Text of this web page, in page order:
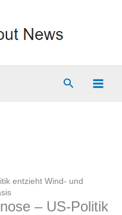
Suchen
entzieht Wind- und
– US-Politik